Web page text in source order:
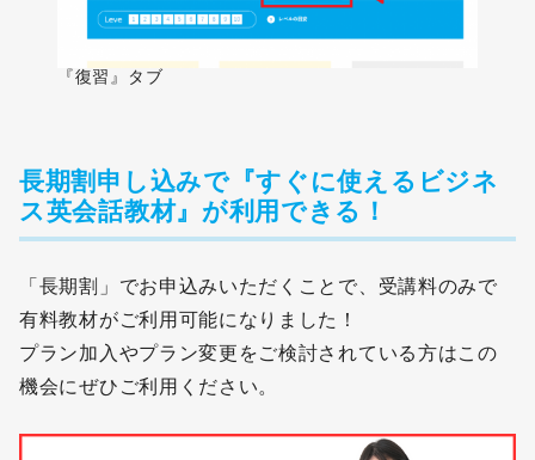
『復習』タブ
長期割申し込みで『すぐに使えるビジネ
ス英会話教材』が利用できる！
「長期割」でお申込みいただくことで、受講料のみで
有料教材がご利用可能になりました！
プラン加入やプラン変更をご検討されている方はこの
機会にぜひご利用ください。